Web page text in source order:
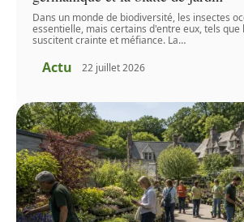
Dans un monde de biodiversité, les insectes
essentielle, mais certains d'entre eux, tels que
suscitent crainte et méfiance. La…
Actu 22 juillet 2026